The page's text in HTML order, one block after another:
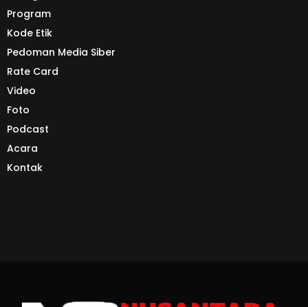
Program
Kode Etik
Pedoman Media Siber
Rate Card
Video
Foto
Podcast
Acara
Kontak